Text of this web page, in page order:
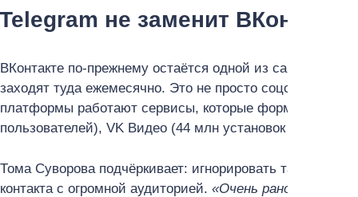
Telegram не заменит ВКонтакте
ВКонтакте по-прежнему остаётся одной из самых
заходят туда ежемесячно. Это не просто соцсеть для
платформы работают сервисы, которые формируют
пользователей), VK Видео (44 млн установок за год) и
Тома Суворова подчёркивает: игнорировать такие
контакта с огромной аудиторией. «Очень рано ставить